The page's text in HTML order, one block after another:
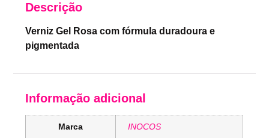
Descrição
Verniz Gel Rosa com fórmula duradoura e
pigmentada
Informação adicional
Marca INOCOS